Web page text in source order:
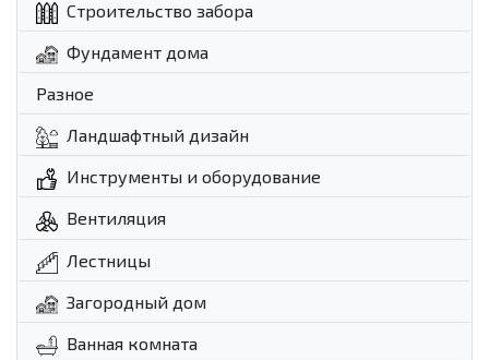
Строительство забора
Фундамент дома
Разное
Ландшафтный дизайн
Инструменты и оборудование
Вентиляция
Лестницы
Загородный дом
Ванная комната